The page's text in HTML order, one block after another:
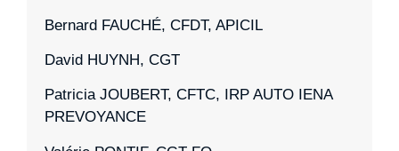
Bernard FAUCHÉ, CFDT, APICIL
David HUYNH, CGT
Patricia JOUBERT, CFTC, IRP AUTO IENA
PREVOYANCE